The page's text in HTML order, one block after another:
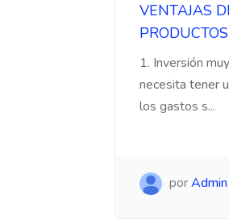
VENTAJAS
1. Inversión
necesita tener
los gastos s...
porAdmin